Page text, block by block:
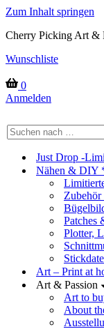
Zum Inhalt springen
Cherry Picking Art &
Wunschliste
Warenkorb
0
Anmelden
Suchen
nach …
Just Drop -
Nähen & DIY
Zubehör
Patches
Plotter,
Art – Print at
Art & Passion
Art to
About